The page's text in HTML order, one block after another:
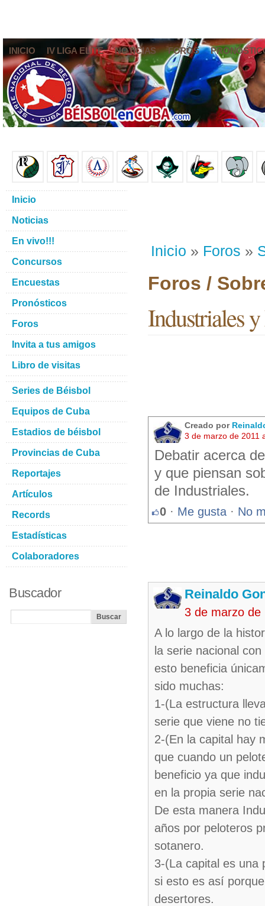
INICIO IV LIGA ELITE NOTICIAS FOROS
Inicio » Foros »
Foros /
Industriales
Creado por
3 de marzo de 2011
Debatir acerca
y que piensan
de Industriales.
0 · Me gusta · No
Reinaldo
3 de marzo de
A lo largo de la
la serie nacional
esto beneficia
sido muchas:
1-(La estructura
serie que viene no
2-(En la capital hay
que cuando un
beneficio ya que
en la propia serie
De esta manera
años por peloteros
sotanero.
3-(La capital es una
si esto es así
desertores.
Inicio
Noticias
En vivo!!!
Concursos
Encuestas
Pronósticos
Foros
Invita a tus amigos
Libro de visitas
Series de Béisbol
Equipos de Cuba
Estadios de béisbol
Provincias de Cuba
Reportajes
Artículos
Records
Estadísticas
Colaboradores
Buscador